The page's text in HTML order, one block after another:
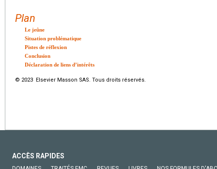
Plan
Le jeûne
Situation problématique
Pistes de réflexion
Conclusion
Déclaration de liens d’intérêts
© 2023 Elsevier Masson SAS. Tous droits réservés.
ACCÈS RAPIDES